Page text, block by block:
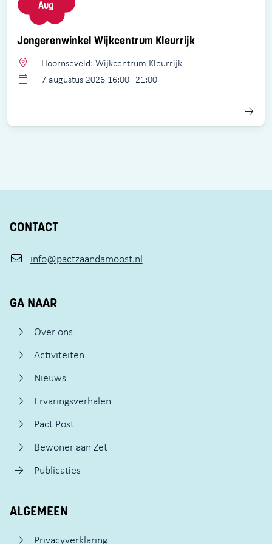
Jongerenwinkel Wijkcentrum Kleurrijk
Aug
Hoornseveld: Wijkcentrum Kleurrijk
7 augustus 2026 16:00 - 21:00
CONTACT
info@pactzaandamoost.nl
GA NAAR
Over ons
Activiteiten
Nieuws
Ervaringsverhalen
Pact Post
Bewoner aan Zet
Publicaties
ALGEMEEN
Privacyverklaring